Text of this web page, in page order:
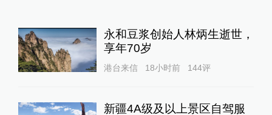
永和豆浆创始人林炳生逝世，
享年70岁
港台来信 18小时前 144评
新疆4A级及以上景区自驾服